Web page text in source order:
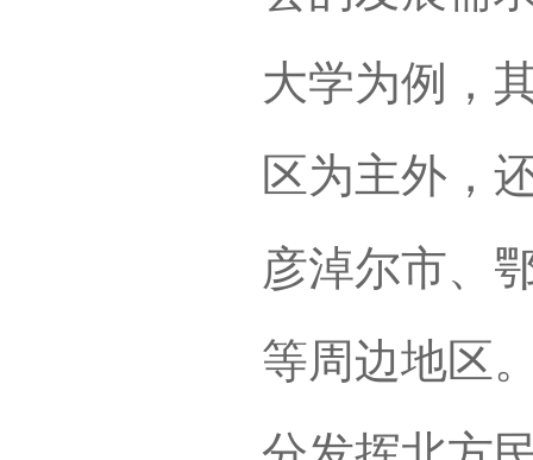
大学为例，
区为主外，
彦淖尔市、
等周边地区